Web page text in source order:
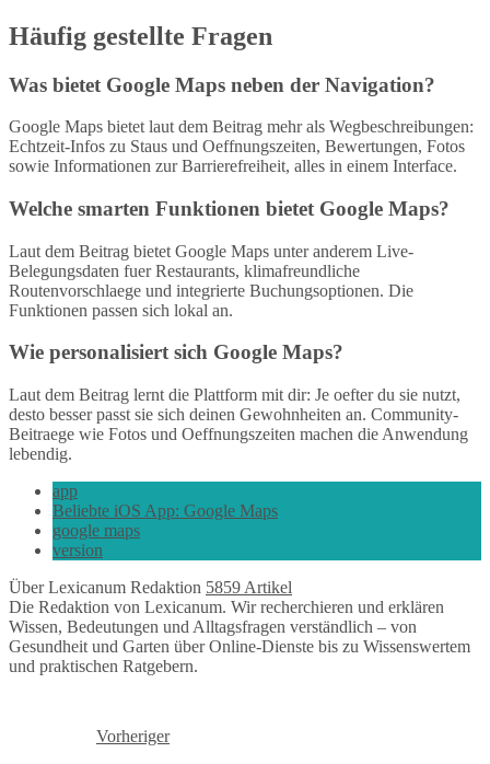
Häufig gestellte Fragen
Was bietet Google Maps neben der Navigation?
Google Maps bietet laut dem Beitrag mehr als Wegbeschreibungen:
Echtzeit-Infos zu Staus und Oeffnungszeiten, Bewertungen, Fotos
sowie Informationen zur Barrierefreiheit, alles in einem Interface.
Welche smarten Funktionen bietet Google Maps?
Laut dem Beitrag bietet Google Maps unter anderem Live-
Belegungsdaten fuer Restaurants, klimafreundliche
Routenvorschlaege und integrierte Buchungsoptionen. Die
Funktionen passen sich lokal an.
Wie personalisiert sich Google Maps?
Laut dem Beitrag lernt die Plattform mit dir: Je oefter du sie nutzt,
desto besser passt sie sich deinen Gewohnheiten an. Community-
Beitraege wie Fotos und Oeffnungszeiten machen die Anwendung
lebendig.
app
Beliebte iOS App: Google Maps
google maps
version
Über Lexicanum Redaktion 5859 Artikel
Die Redaktion von Lexicanum. Wir recherchieren und erklären
Wissen, Bedeutungen und Alltagsfragen verständlich – von
Gesundheit und Garten über Online-Dienste bis zu Wissenswertem
und praktischen Ratgebern.
Vorheriger